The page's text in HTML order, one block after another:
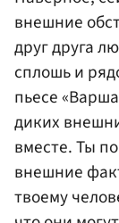
внешние
друг друга
сплошь и
пьесе
диких
вместе. Ты
внешние
твоему